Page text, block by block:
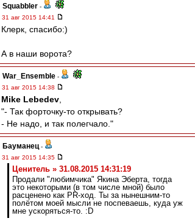
Squabbler -
31 авг 2015 14:41
Клерк, спасибо:)
А в наши ворота?
War_Ensemble -
31 авг 2015 14:38
Mike Lebedev
"- Так форточку-то открывать?
- Не надо, и так полегчало."
Бауманец -
31 авг 2015 14:35
Ценитель » 31.08.2015 14:31:19
Продали "любимчика" Якина Эберта, тогда
это некоторыми (в том числе мной) было
расценено как PR-ход. Ты за нынешним-то
полётом моей мысли не поспеваешь, куда уж
мне ускоряться-то. :D